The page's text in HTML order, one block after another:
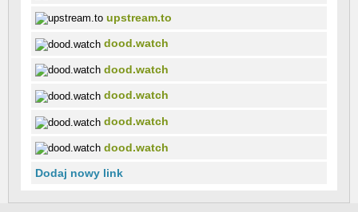
upstream.to
dood.watch
dood.watch
dood.watch
dood.watch
dood.watch
Dodaj nowy link